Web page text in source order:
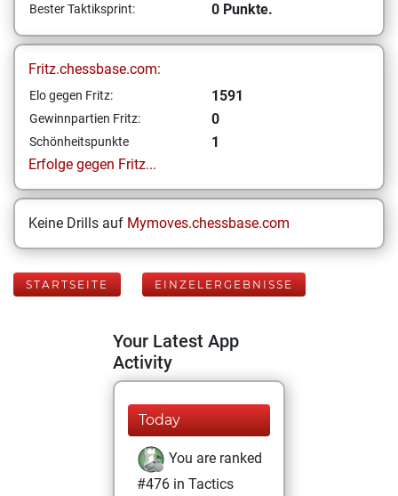
Bester Taktiksprint: 0 Punkte.
Fritz.chessbase.com:
Elo gegen Fritz: 1591
Gewinnpartien Fritz: 0
Schönheitspunkte
1
Erfolge gegen Fritz...
Keine Drills auf Mymoves.chessbase.com
STARTSEITE EINZELERGEBNISSE
Your Latest App
Activity
Today
You are ranked
#476 in Tactics